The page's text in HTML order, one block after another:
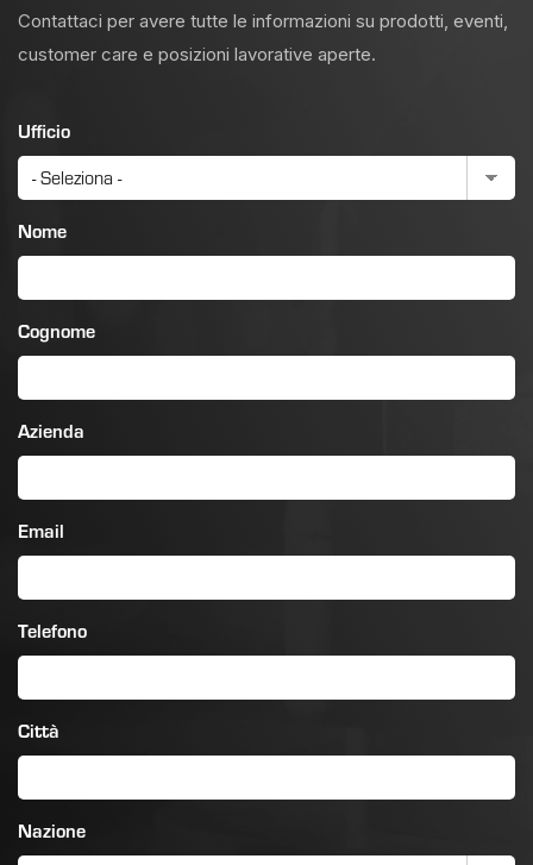
Contattaci per avere tutte le informazioni su prodotti, eventi,
customer care e posizioni lavorative aperte.
Ufficio
Nome
Cognome
Azienda
Email
Telefono
Città
Nazione